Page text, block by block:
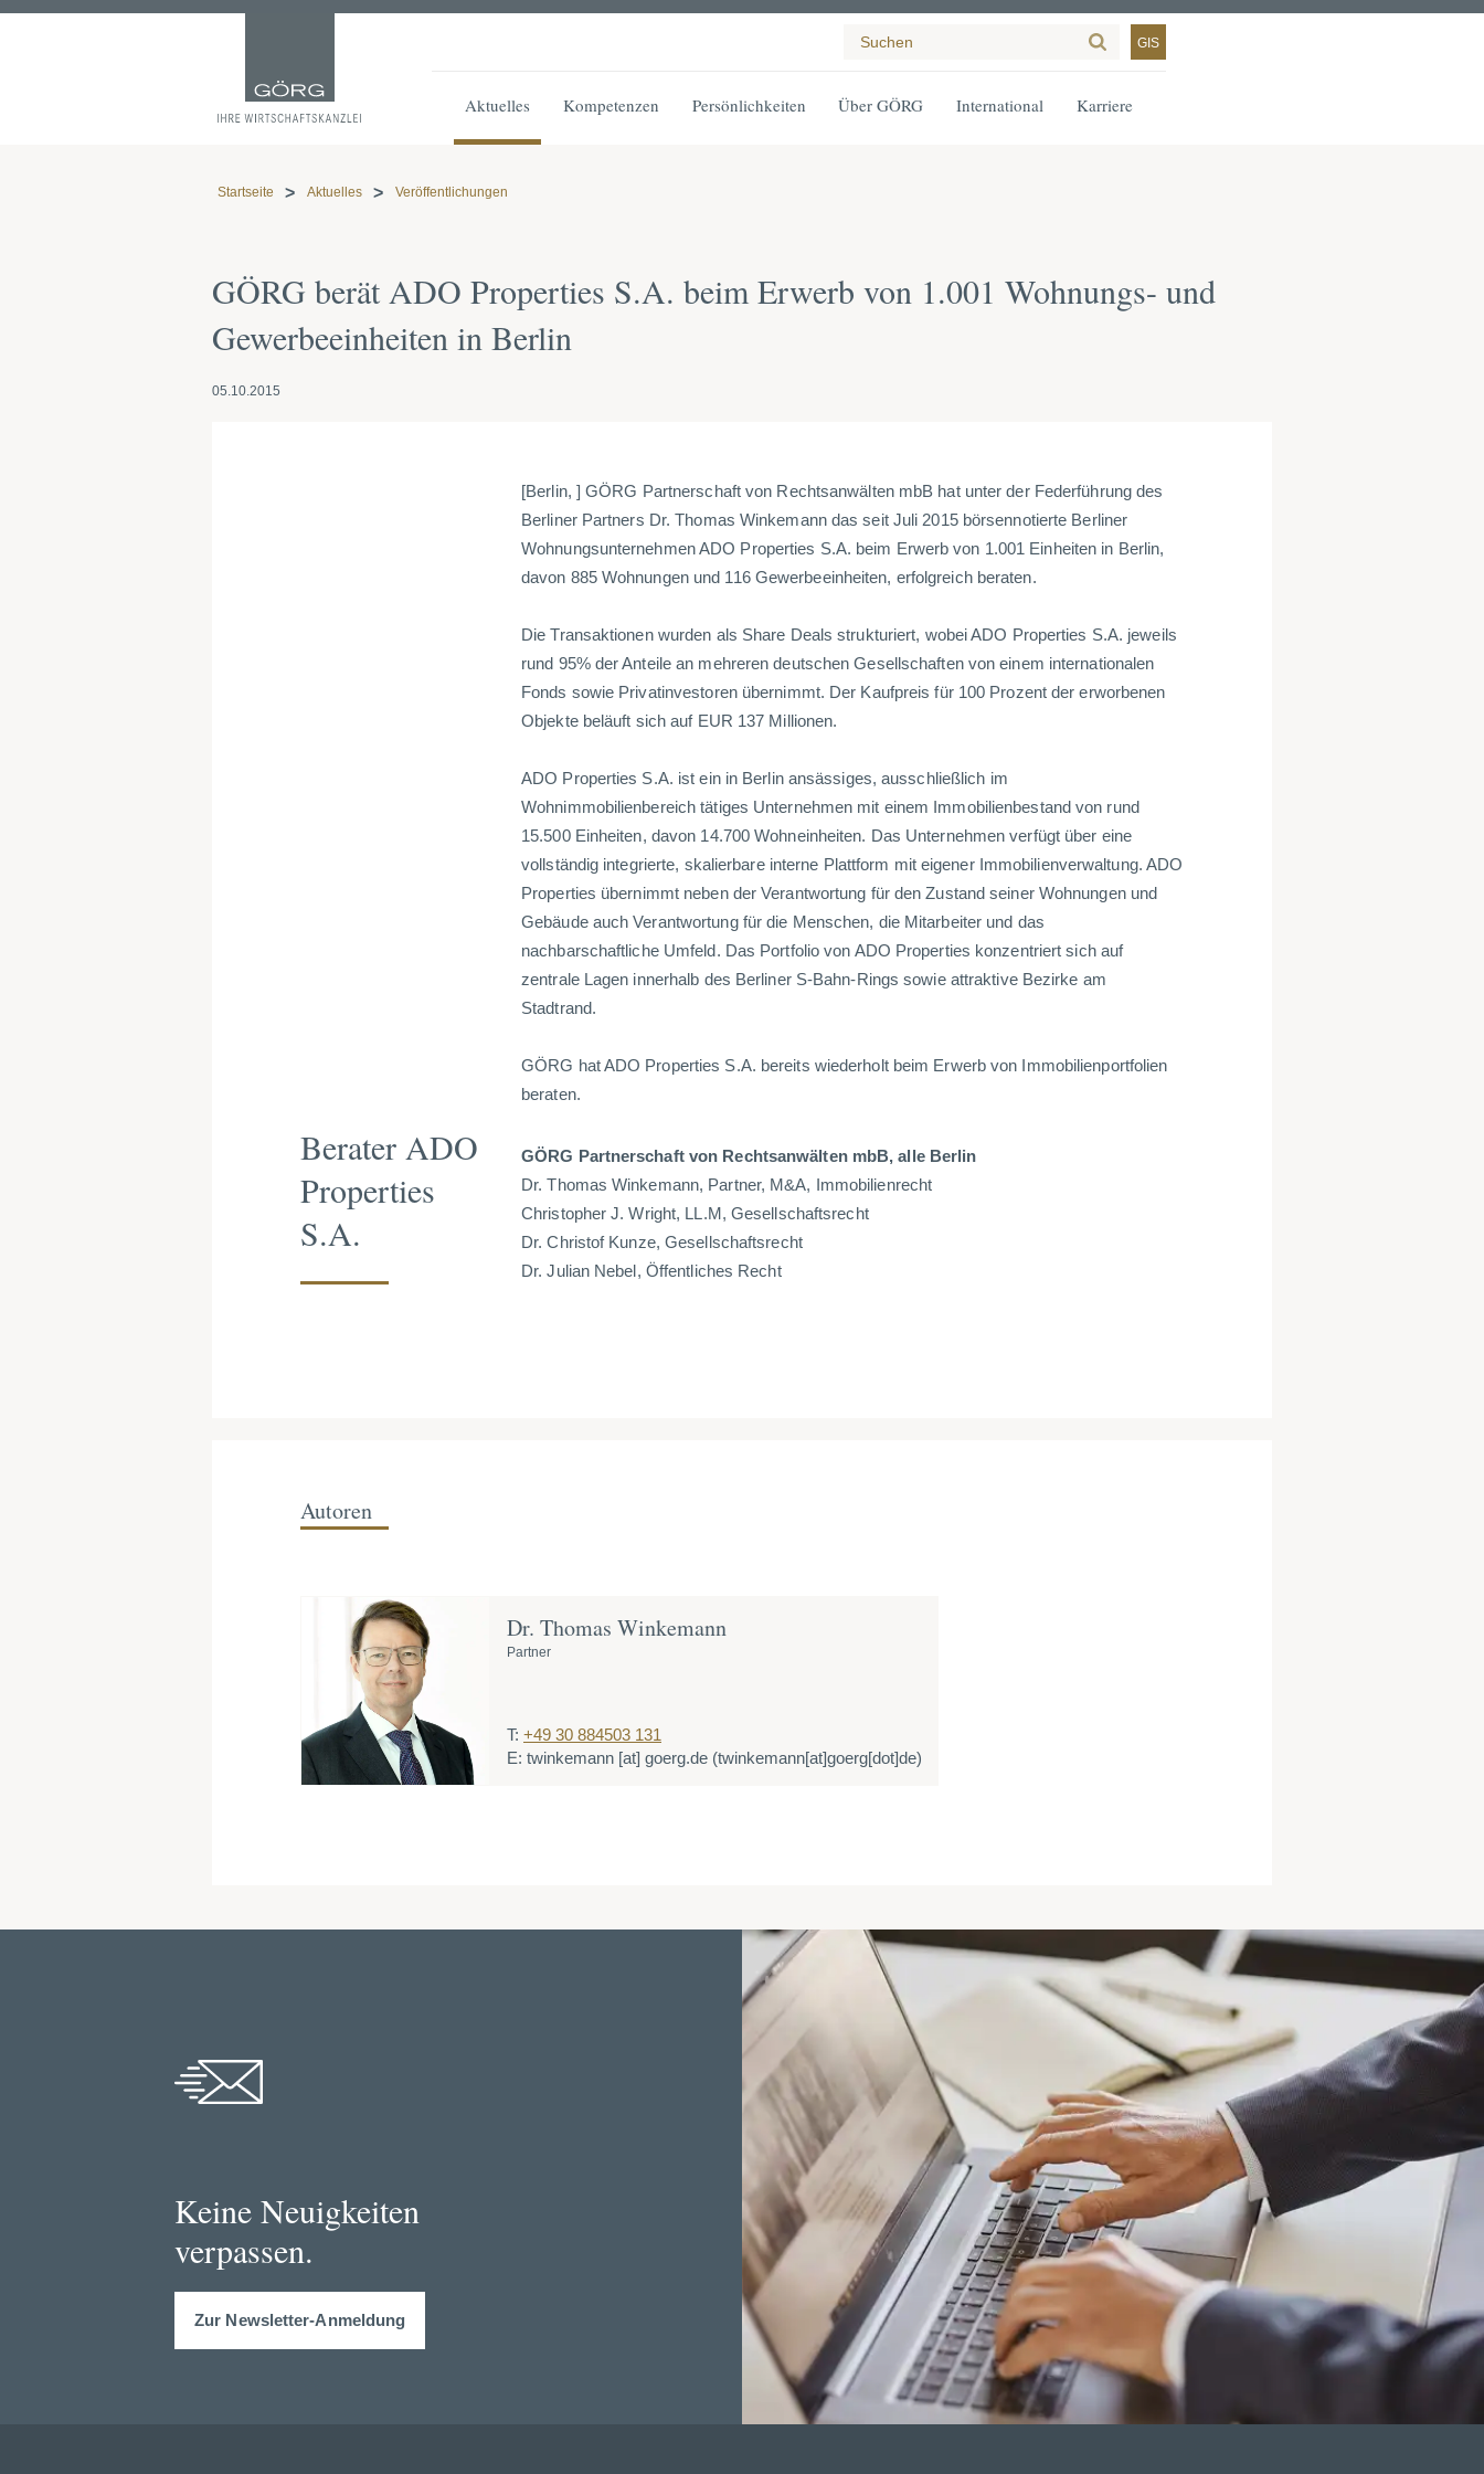
GIS
Aktuelles Kompetenzen Persönlichkeiten Über GÖRG International Karriere
Startseite Aktuelles Veröffentlichungen
GÖRG berät ADO Properties S.A. beim Erwerb von 1.001 Wohnungs- und
Gewerbeeinheiten in Berlin
05.10.2015
[Berlin, ] GÖRG Partnerschaft von Rechtsanwälten mbB hat unter der Federführung des
Berliner Partners Dr. Thomas Winkemann das seit Juli 2015 börsennotierte Berliner
Wohnungsunternehmen ADO Properties S.A. beim Erwerb von 1.001 Einheiten in Berlin,
davon 885 Wohnungen und 116 Gewerbeeinheiten, erfolgreich beraten.
Die Transaktionen wurden als Share Deals strukturiert, wobei ADO Properties S.A. jeweils
rund 95% der Anteile an mehreren deutschen Gesellschaften von einem internationalen
Fonds sowie Privatinvestoren übernimmt. Der Kaufpreis für 100 Prozent der erworbenen
Objekte beläuft sich auf EUR 137 Millionen.
ADO Properties S.A. ist ein in Berlin ansässiges, ausschließlich im
Wohnimmobilienbereich tätiges Unternehmen mit einem Immobilienbestand von rund
15.500 Einheiten, davon 14.700 Wohneinheiten. Das Unternehmen verfügt über eine
vollständig integrierte, skalierbare interne Plattform mit eigener Immobilienverwaltung. ADO
Properties übernimmt neben der Verantwortung für den Zustand seiner Wohnungen und
Gebäude auch Verantwortung für die Menschen, die Mitarbeiter und das
nachbarschaftliche Umfeld. Das Portfolio von ADO Properties konzentriert sich auf
zentrale Lagen innerhalb des Berliner S-Bahn-Rings sowie attraktive Bezirke am
Stadtrand.
GÖRG hat ADO Properties S.A. bereits wiederholt beim Erwerb von Immobilienportfolien
beraten.
Berater ADO
Properties
S.A.
GÖRG Partnerschaft von Rechtsanwälten mbB, alle Berlin
Dr. Thomas Winkemann, Partner, M&A, Immobilienrecht
Christopher J. Wright, LL.M, Gesellschaftsrecht
Dr. Christof Kunze, Gesellschaftsrecht
Dr. Julian Nebel, Öffentliches Recht
Autoren
Dr. Thomas Winkemann
Partner
T: +49 30 884503 131
E: twinkemann [at] goerg.de (twinkemann[at]goerg[dot]de)
Keine Neuigkeiten
verpassen.
Zur Newsletter-Anmeldung